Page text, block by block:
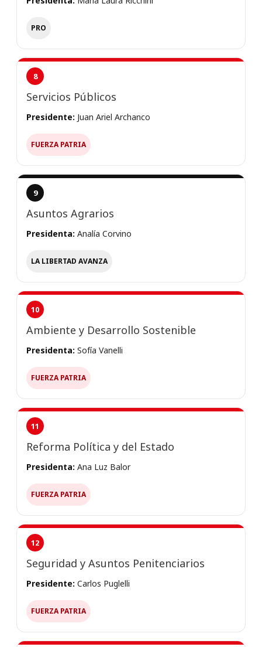
PRO
8
Servicios Públicos
Presidente: Juan Ariel Archanco
FUERZA PATRIA
9
Asuntos Agrarios
Presidenta: Analía Corvino
LA LIBERTAD AVANZA
10
Ambiente y Desarrollo Sostenible
Presidenta: Sofía Vanelli
FUERZA PATRIA
11
Reforma Política y del Estado
Presidenta: Ana Luz Balor
FUERZA PATRIA
12
Seguridad y Asuntos Penitenciarios
Presidente: Carlos Puglelli
FUERZA PATRIA